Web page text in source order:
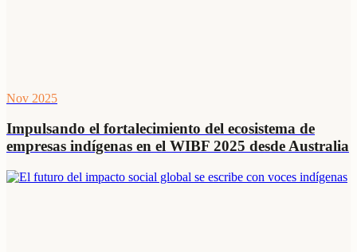
Nov 2025
Impulsando el fortalecimiento del ecosistema de
empresas indígenas en el WIBF 2025 desde Australia